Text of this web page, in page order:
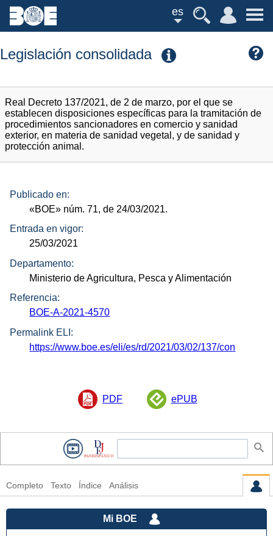
es
Legislación consolidada
Real Decreto 137/2021, de 2 de marzo, por el que se
establecen disposiciones específicas para la tramitación de
procedimientos sancionadores en comercio y sanidad
exterior, en materia de sanidad vegetal, y de sanidad y
protección animal.
Publicado en:
«BOE» núm. 71, de 24/03/2021.
Entrada en vigor:
25/03/2021
Departamento:
Ministerio de Agricultura, Pesca y Alimentación
Referencia:
BOE-A-2021-4570
Permalink ELI:
https://www.boe.es/eli/es/rd/2021/03/02/137/con
PDF ePUB
Completo Texto Índice Análisis
Mi BOE